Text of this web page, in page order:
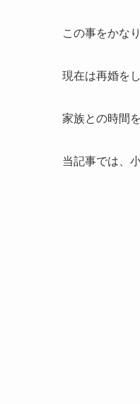
この事をかな
現在は再婚を
家族との時間
当記事では、